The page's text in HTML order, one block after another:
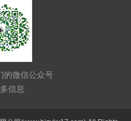
的微信公众号
信息